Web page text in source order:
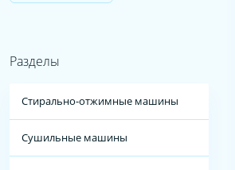
Разделы
Стирально-отжимные машины
Сушильные машины